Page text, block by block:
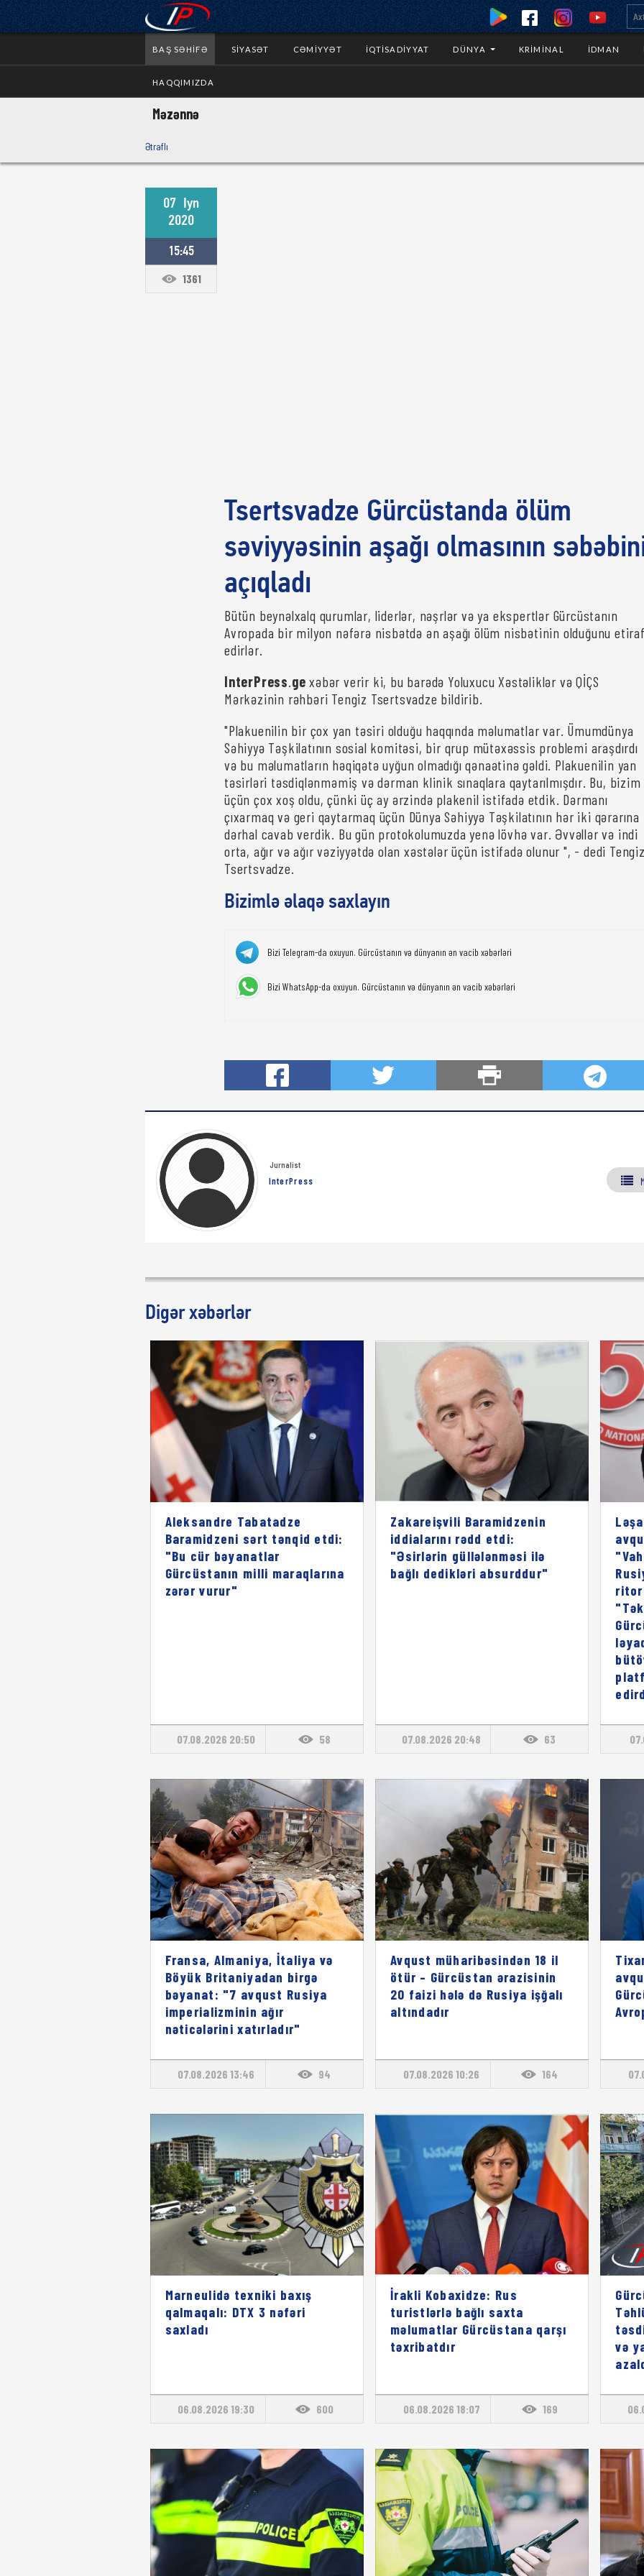
BAŞ SƏHIFƏ SIYASƏT CƏMIYYƏT İQTISADIYYAT DÜNYA KRIMINAL İDMAN
HAQQIMIZDA
Məzənnə
Ətraflı
07 Iyn
2020
15:45
1361
Tsertsvadze Gürcüstanda ölüm
səviyyəsinin aşağı olmasının
açıqladı
Bütün beynəlxalq qurumlar, liderlər, nəşrlər və ya ekspertlər Gürcüstanın
Avropada bir milyon nəfərə nisbətdə ən aşağı ölüm nisbətinin olduğunu
edirlər.
InterPress.ge xəbər verir ki, bu barədə Yoluxucu Xəstəliklər və QİÇS
Mərkəzinin rəhbəri Tengiz Tsertsvadze bildirib.
"Plakuenilin bir çox yan təsiri olduğu haqqında məlumatlar var. Ümumdünya
Səhiyyə Təşkilatının sosial komitəsi, bir qrup mütəxəssis problemi araşdırdı
və bu məlumatların həqiqətə uyğun olmadığı qənaətinə gəldi. Plakuenilin yan
təsirləri təsdiqlənməmiş və dərman klinik sınaqlara qaytarılmışdır. Bu, bizim
üçün çox xoş oldu, çünki üç ay ərzində plakenil istifadə etdik. Dərmanı
çıxarmaq və geri qaytarmaq üçün Dünya Səhiyyə Təşkilatının hər iki qərarına
dərhal cavab verdik. Bu gün protokolumuzda yenə lövhə var. Əvvəllər və indi
orta, ağır və ağır vəziyyətdə olan xəstələr üçün istifadə olunur ", - dedi
Tsertsvadze.
Bizimlə əlaqə saxlayın
Bizi Telegram-da oxuyun. Gürcüstanın və dünyanın ən vacib xəbərləri
Bizi WhatsApp-da oxuyun. Gürcüstanın və dünyanın ən vacib xəbərləri
Jurnalist
InterPress
Digər xəbərlər
Aleksandre Tabatadze
Baramidzeni sərt tənqid etdi:
"Bu cür bəyanatlar
Gürcüstanın milli maraqlarına
zərər vurur"
07.08.2026 20:50 58
Zakareişvili Baramidzenin
iddialarını rədd etdi:
"Əsirlərin güllələnməsi ilə
bağlı dedikləri absurddur"
07.08.2026 20:48 63
Fransa, Almaniya, İtaliya və
Böyük Britaniyadan birgə
bəyanat: "7 avqust Rusiya
imperializminin ağır
nəticələrini xatırladır"
07.08.2026 13:46 94
Avqust müharibəsindən 18 il
ötür – Gürcüstan ərazisinin
20 faizi hələ də Rusiya işğalı
altındadır
07.08.2026 10:26 164
Marneulidə texniki baxış
qalmaqalı: DTX 3 nəfəri
saxladı
06.08.2026 19:30 600
İrakli Kobaxidze: Rus
turistlərlə bağlı saxta
məlumatlar Gürcüstana qarşı
təxribatdır
06.08.2026 18:07 169
və